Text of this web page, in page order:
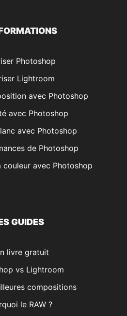
Photoshop
Lightroom
avec Photoshop
avec Photoshop
avec Photoshop
de Photoshop
couleur avec Photoshop
GUIDES
livre gratuit
vs Lightroom
compositions
le RAW ?